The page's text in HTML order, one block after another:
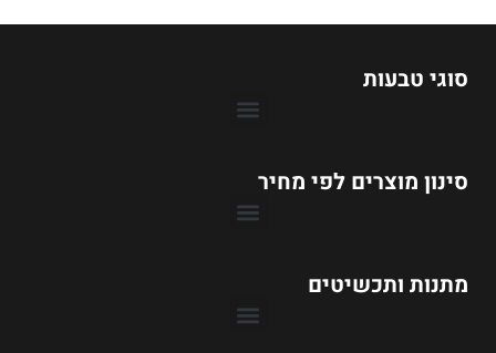
סוגי טבעות
סינון מוצרים לפי מחיר
מתנות ותכשיטים